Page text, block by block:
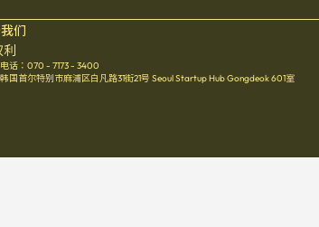
们
电话：070 - 7173 - 3400
韩国首尔特别市麻浦区白凡路31街21号 Seoul Startup Hub Gongdeok 601室